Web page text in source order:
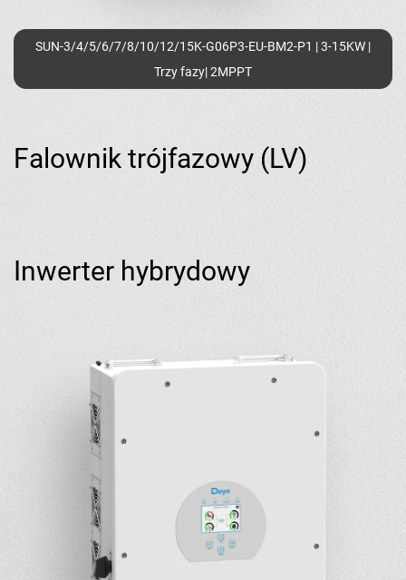
SUN-3/4/5/6/7/8/10/12/15K-G06P3-EU-BM2-P1 | 3-15KW |
Trzy fazy| 2MPPT
Falownik trójfazowy (LV)
Inwerter hybrydowy